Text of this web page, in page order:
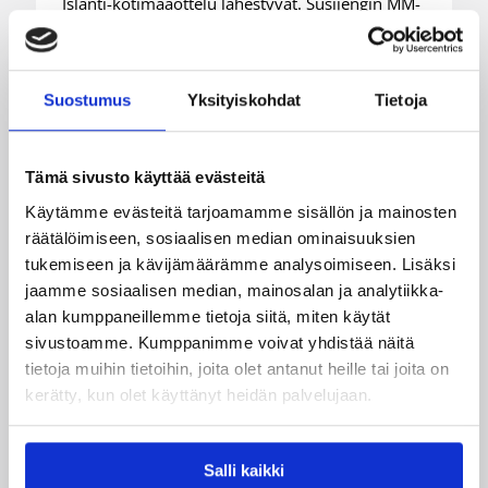
Suostumus Yksityiskohdat Tietoja
Tämä sivusto käyttää evästeitä
Käytämme evästeitä tarjoamamme sisällön ja mainosten
räätälöimiseen, sosiaalisen median ominaisuuksien
tukemiseen ja kävijämäärämme analysoimiseen. Lisäksi
jaamme sosiaalisen median, mainosalan ja analytiikka-
alan kumppaneillemme tietoja siitä, miten käytät
sivustoamme. Kumppanimme voivat yhdistää näitä
tietoja muihin tietoihin, joita olet antanut heille tai joita on
kerätty, kun olet käyttänyt heidän palvelujaan.
Salli kaikki
jatkokarsintaotteluun Ruotsia vastaan on
puolestaan enää jäljellä kourallinen vierekkäisiä
paikkoja.
Yleiset 06.08.2026 09:31
3×3-koripallon Suomen